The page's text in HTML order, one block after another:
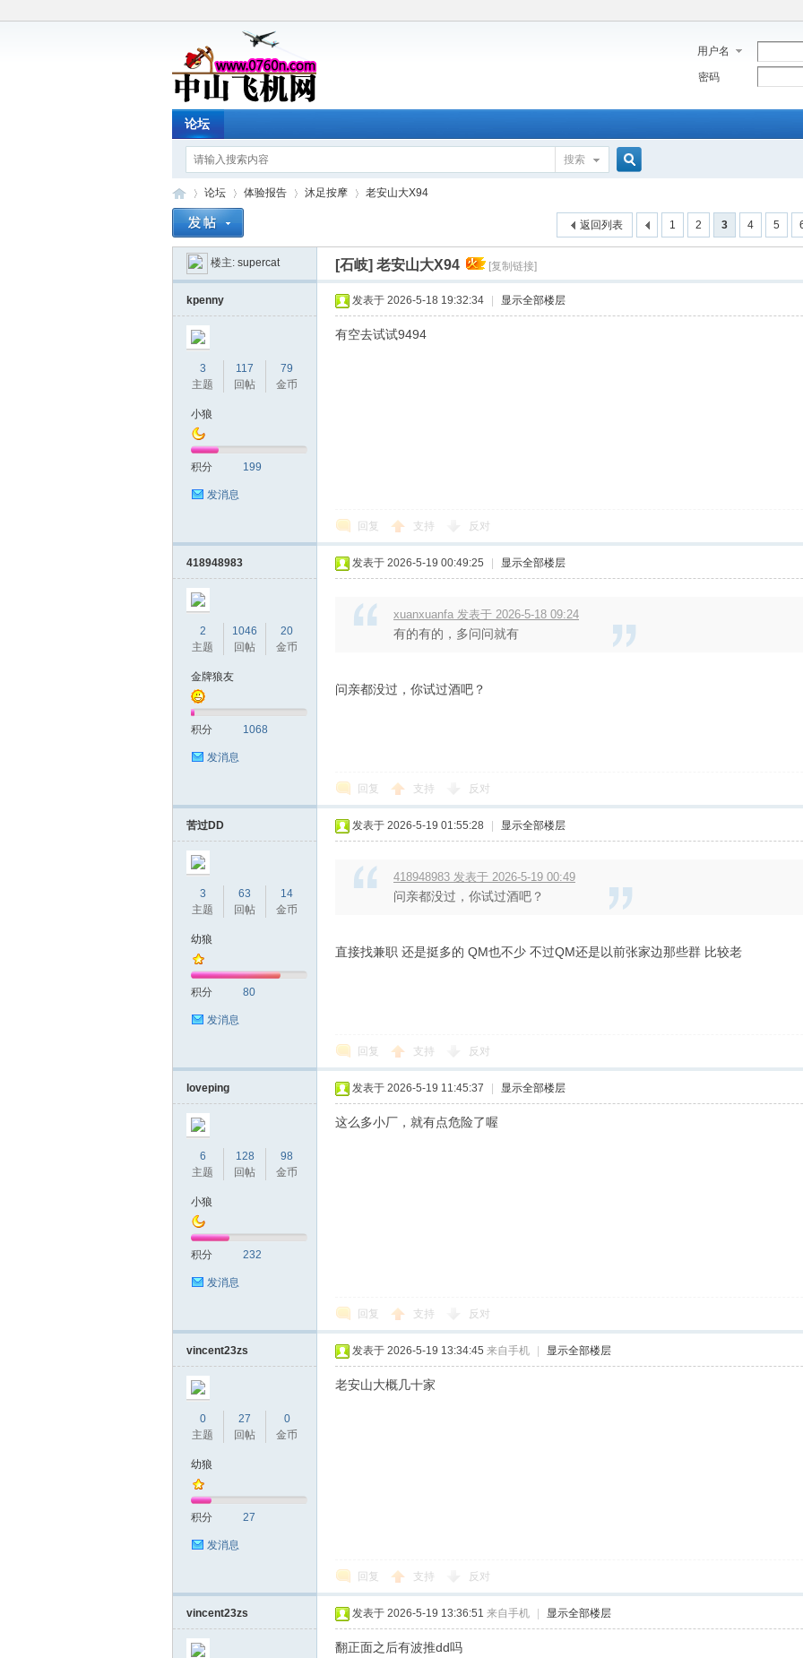
用户名
密码
论坛
搜索
机
»
论坛
›
体验报告 沐足按摩
›
老安山大X94
1 2 3 4 5
返回列表
楼主: supercat [石岐] 老安山大X94 [复制链接]
kpenny
3
主题
117
回帖
79
金币
小狼
积分 199
发消息
发表于 2026-5-18 19:32:34 显示全部楼层
有空去试试9494
回复 支持 反对
418948983
2
主题
1046
回帖
20
金币
金牌狼友
积分 1068
发消息
发表于 2026-5-19 00:49:25 显示全部楼层
xuanxuanfa 发表于 2026-5-18 09:24
有的有的，多问问就有
问亲都没过，你试过酒吧？
回复 支持 反对
苦过DD
3
主题
63
回帖
14
金币
幼狼
积分 80
发消息
发表于 2026-5-19 01:55:28 显示全部楼层
418948983 发表于 2026-5-19 00:49
问亲都没过，你试过酒吧？
直接找兼职 还是挺多的 QM也不少 不过QM还是以前张家边那些群 比较老
回复 支持 反对
loveping
6
主题
128
回帖
98
金币
小狼
积分 232
发消息
发表于 2026-5-19 11:45:37 显示全部楼层
这么多小厂，就有点危险了喔
回复 支持 反对
vincent23zs
0
主题
27
回帖
0
金币
幼狼
积分 27
发消息
发表于 2026-5-19 13:34:45 来自手机 显示全部楼层
老安山大概几十家
回复 支持 反对
vincent23zs 发表于 2026-5-19 13:36:51 来自手机 显示全部楼层
翻正面之后有波推dd吗